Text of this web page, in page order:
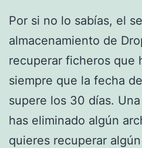
Por si no lo sabías, el
almacenamiento de
recuperar ficheros que
siempre que la fecha
supere los 30 días.
has eliminado algún
quieres recuperar